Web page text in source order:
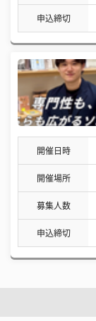
申込締切
開催日時
開催場所
募集人数
申込締切